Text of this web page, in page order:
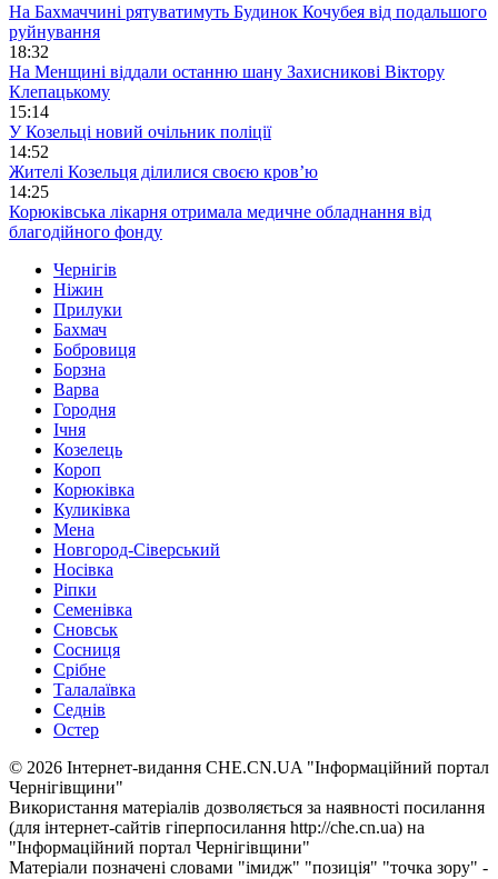
На Бахмаччині рятуватимуть Будинок Кочубея від подальшого
руйнування
18:32
На Менщині віддали останню шану Захисникові Віктору
Клепацькому
15:14
У Козельці новий очільник поліції
14:52
Жителі Козельця ділилися своєю кров’ю
14:25
Корюківська лікарня отримала медичне обладнання від
благодійного фонду
Чернігів
Ніжин
Прилуки
Бахмач
Бобровиця
Борзна
Варва
Городня
Ічня
Козелець
Короп
Корюківка
Куликівка
Мена
Новгород-Сіверський
Носівка
Ріпки
Семенівка
Сновськ
Сосниця
Срібне
Талалаївка
Седнів
Остер
© 2026 Інтернет-видання CHE.CN.UA "Інформаційний портал
Чернiгiвщини"
Використання матеріалів дозволяється за наявності посилання
(для інтернет-сайтів гіперпосилання http://che.cn.ua) на
"Інформаційний портал Чернiгiвщини"
Матеріали позначені словами "імидж" "позиція" "точка зору" -